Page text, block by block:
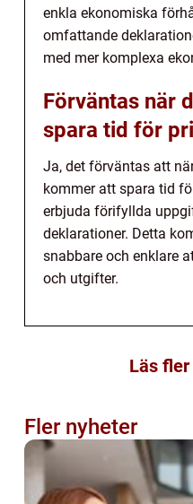
enkla ekonomiska
omfattande
med mer komplexa
Förväntas när
spara tid för
Ja, det förväntas att
kommer att spara tid
erbjuda förifyllda
deklarationer. Detta
snabbare och enklare
och utgifter.
Läs
Fler nyheter